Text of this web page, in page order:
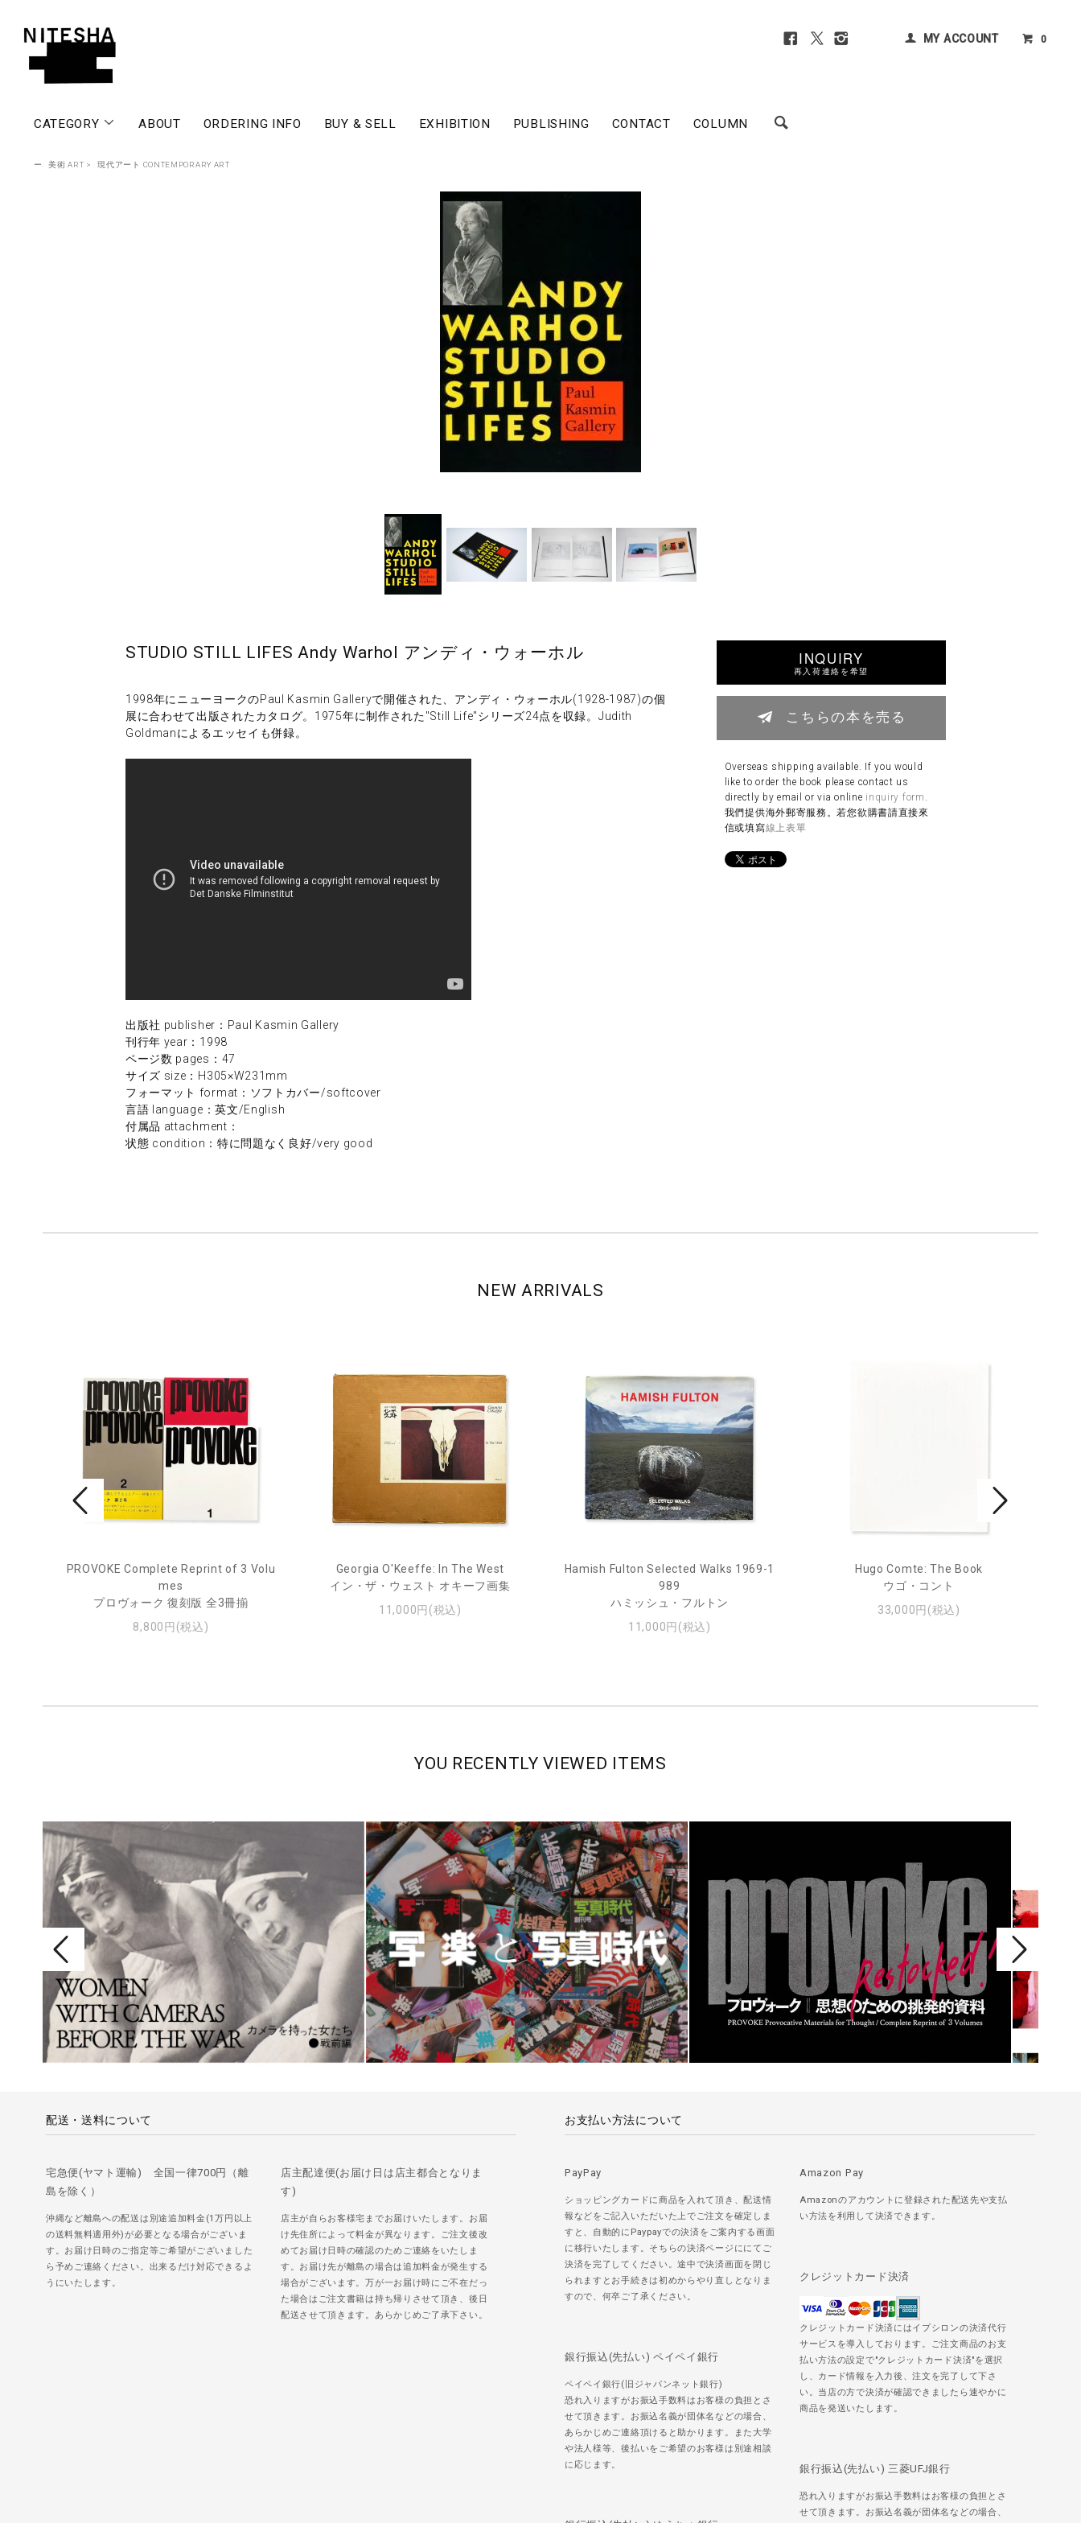
MY ACCOUNT 0
CATEGORY ABOUT ORDERING INFO BUY & SELL EXHIBITION PUBLISHING CONTACT COLUMN
ー 美術 ART > 現代アート CONTEMPORARY ART
STUDIO STILL LIFES Andy Warhol アンディ・ウォーホル
1998年にニューヨークのPaul Kasmin Galleryで開催された、アンディ・ウォーホル(1928-1987)の個
展に合わせて出版されたカタログ。1975年に制作された"Still Life"シリーズ24点を収録。Judith
Goldmanによるエッセイも併録。
出版社 publisher：Paul Kasmin Gallery
刊行年 year：1998
ページ数 pages：47
サイズ size：H305×W231mm
フォーマット format：ソフトカバー/softcover
言語 language：英文/English
付属品 attachment：
状態 condition：特に問題なく良好/very good
INQUIRY
再入荷連絡を希望
こちらの本を売る
Overseas shipping available. If you would
like to order the book please contact us
directly by email or via online inquiry form .
我們提供海外郵寄服務。若您欲購書請直接來
信或填寫線上表單
NEW ARRIVALS
PROVOKE Complete Reprint of 3 Volu
mes
プロヴォーク 復刻版 全3冊揃
8,800円(税込)
Georgia O'Keeffe: In The West
イン・ザ・ウェスト オキーフ画集
11,000円(税込)
Hamish Fulton Selected Walks 1969-1
989
ハミッシュ・フルトン
11,000円(税込)
Hugo Comte: The Book
ウゴ・コント
33,000円(税込)
YOU RECENTLY VIEWED ITEMS
配送・送料について
宅急便(ヤマト運輸) 全国一律700円（離
島を除く）
沖縄など離島への配送は別途追加料金(1万円以上
の送料無料適用外)が必要となる場合がございま
す。お届け日時のご指定等ご希望がございました
ら予めご連絡ください。出来るだけ対応できるよ
うにいたします。
店主配達便(お届け日は店主都合となりま
す)
店主が自らお客様宅までお届けいたします。お届
け先住所によって料金が異なります。ご注文後改
めてお届け日時の確認のためご連絡をいたしま
す。お届け先が離島の場合は追加料金が発生する
場合がございます。万が一お届け時にご不在だっ
た場合はご注文書籍は持ち帰りさせて頂き、後日
配送させて頂きます。あらかじめご了承下さい。
お支払い方法について
PayPay
ショッピングカードに商品を入れて頂き、配送情
報などをご記入いただいた上でご注文を確定しま
すと、自動的にPaypayでの決済をご案内する画面
に移行いたします。そちらの決済ページににてご
決済を完了してください。途中で決済画面を閉じ
られますとお手続きは初めからやり直しとなりま
すので、何卒ご了承ください。
Amazon Pay
Amazonのアカウントに登録された配送先や支払
い方法を利用して決済できます。
クレジットカード決済
クレジットカード決済にはイプシロンの決済代行
サービスを導入しております。ご注文商品のお支
払い方法の設定で"クレジットカード決済"を選択
し、カード情報を入力後、注文を完了して下さ
い。当店の方で決済が確認できましたら速やかに
商品を発送いたします。
銀行振込(先払い) ペイペイ銀行
ペイペイ銀行(旧ジャパンネット銀行)
恐れ入りますがお振込手数料はお客様の負担とさ
せて頂きます。お振込名義が団体名などの場合、
あらかじめご連絡頂けると助かります。また大学
や法人様等、後払いをご希望のお客様は別途相談
に応じます。
銀行振込(先払い) 三菱UFJ銀行
恐れ入りますがお振込手数料はお客様の負担とさ
せて頂きます。お振込名義が団体名などの場合、